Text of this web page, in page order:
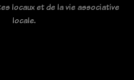
locaux et de la vie associative
locale.